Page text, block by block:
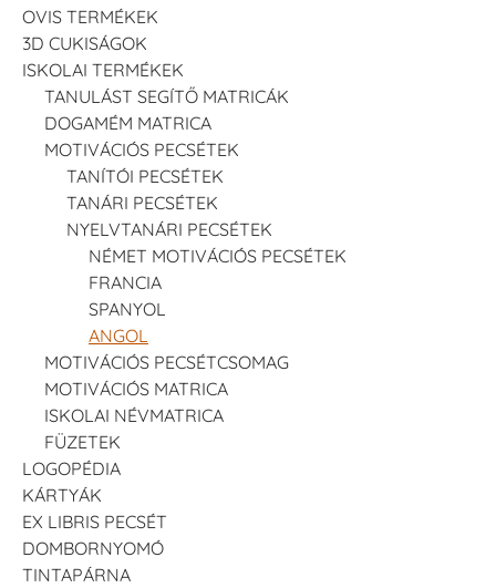
OVIS TERMÉKEK
3D CUKISÁGOK
ISKOLAI TERMÉKEK
TANULÁST SEGÍTŐ MATRICÁK
DOGAMÉM MATRICA
MOTIVÁCIÓS PECSÉTEK
TANÍTÓI PECSÉTEK
TANÁRI PECSÉTEK
NYELVTANÁRI PECSÉTEK
NÉMET MOTIVÁCIÓS PECSÉTEK
FRANCIA
SPANYOL
ANGOL
MOTIVÁCIÓS PECSÉTCSOMAG
MOTIVÁCIÓS MATRICA
ISKOLAI NÉVMATRICA
FÜZETEK
LOGOPÉDIA
KÁRTYÁK
EX LIBRIS PECSÉT
DOMBORNYOMÓ
TINTAPÁRNA